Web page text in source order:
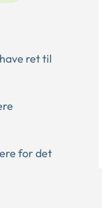
ret til
for det